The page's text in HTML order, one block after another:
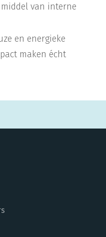
van interne
en energieke
maken écht